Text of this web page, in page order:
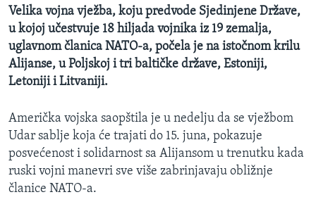
Jezici
Velika vojna vježba, koju predvode Sjedinjene Države,
u kojoj učestvuje 18 hiljada vojnika iz 19 zemalja,
uglavnom članica NATO-a, počela je na istočnom krilu
Alijanse, u Poljskoj i tri baltičke države, Estoniji,
Letoniji i Litvaniji.
Američka vojska saopštila je u nedelju da se vježbom
Udar sablje koja će trajati do 15. juna, pokazuje
posvećenost i solidarnost sa Alijansom u trenutku kada
ruski vojni manevri sve više zabrinjavaju obližnje
članice NATO-a.